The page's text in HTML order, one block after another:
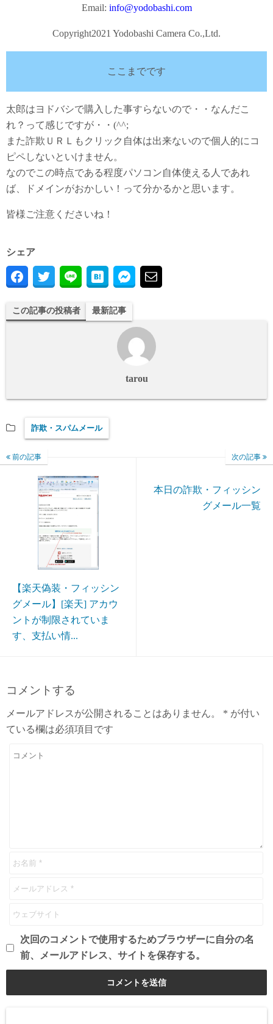
Email: info@yodobashi.com
Copyright2021 Yodobashi Camera Co.,Ltd.
ここまでです
太郎はヨドバシで購入した事すらないので・・なんだこ
れ？って感じですが・・(^^;
また詐欺ＵＲＬもクリック自体は出来ないので個人的にコ
ピペしないといけません。
なのでこの時点である程度パソコン自体使える人であれ
ば、ドメインがおかしい！って分かるかと思います。
皆様ご注意くださいね！
シェア
この記事の投稿者 最新記事
tarou
詐欺・スパムメール
前の記事
【楽天偽装・フィッシン
グメール】[楽天] アカウ
ントが制限されていま
す、支払い情...
次の記事
本日の詐欺・フィッシン
グメール一覧
コメントする
メールアドレスが公開されることはありません。 * が付い
ている欄は必須項目です
次回のコメントで使用するためブラウザーに自分の名
前、メールアドレス、サイトを保存する。